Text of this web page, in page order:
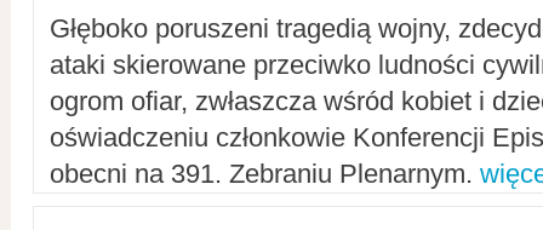
Głęboko poruszeni tragedią wojny,
ataki skierowane przeciwko ludności
ogrom ofiar, zwłaszcza wśród kobiet i
oświadczeniu członkowie Konferencji
obecni na 391. Zebraniu Plenarnym.